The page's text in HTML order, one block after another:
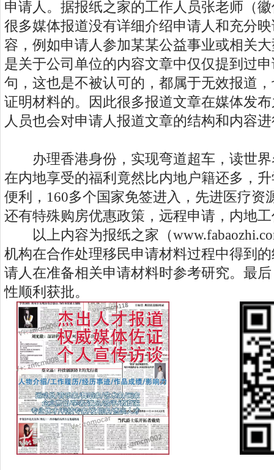
申请人。据报纸之家的工作人员张老师（徽
很多媒体报道没有详细介绍申请人和充分
容，例如申请人参加某某公益事业或相关
是关于公司单位的内容文章中仅仅提到过
句，这也是不被认可的，都属于无效报道
证明材料的。因此很多报道文章在媒体发
人员也会对申请人报道文章的结构和内容
办理香港身份，实现弯道超车，读世界
在内地享受的福利竟然比内地户籍还多，
便利，160多个国家免签进入，先进医疗资
还有特殊购房优惠政策，远程申请，内地
以上内容为报纸之家（
机构在合作处理移民申请材料过程中得到
请人在准备相关申请材料时参考研究。最
性顺利获批。